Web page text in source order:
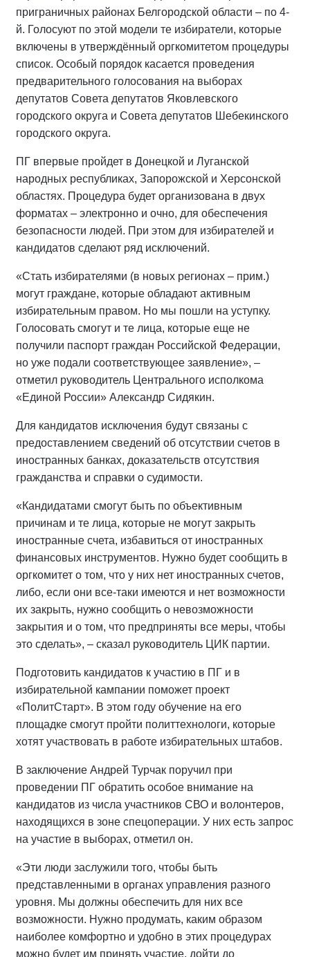
приграничных районах Белгородской области – по 4-
й. Голосуют по этой модели те избиратели, которые
включены в утверждённый оргкомитетом процедуры
список. Особый порядок касается проведения
предварительного голосования на выборах
депутатов Совета депутатов Яковлевского
городского округа и Совета депутатов Шебекинского
городского округа.
ПГ впервые пройдет в Донецкой и Луганской
народных республиках, Запорожской и Херсонской
областях. Процедура будет организована в двух
форматах – электронно и очно, для обеспечения
безопасности людей. При этом для избирателей и
кандидатов сделают ряд исключений.
«Стать избирателями (в новых регионах – прим.)
могут граждане, которые обладают активным
избирательным правом. Но мы пошли на уступку.
Голосовать смогут и те лица, которые еще не
получили паспорт граждан Российской Федерации,
но уже подали соответствующее заявление», –
отметил руководитель Центрального исполкома
«Единой России» Александр Сидякин.
Для кандидатов исключения будут связаны с
предоставлением сведений об отсутствии счетов в
иностранных банках, доказательств отсутствия
гражданства и справки о судимости.
«Кандидатами смогут быть по объективным
причинам и те лица, которые не могут закрыть
иностранные счета, избавиться от иностранных
финансовых инструментов. Нужно будет сообщить в
оргкомитет о том, что у них нет иностранных счетов,
либо, если они все-таки имеются и нет возможности
их закрыть, нужно сообщить о невозможности
закрытия и о том, что предприняты все меры, чтобы
это сделать», – сказал руководитель ЦИК партии.
Подготовить кандидатов к участию в ПГ и в
избирательной кампании поможет проект
«ПолитСтарт». В этом году обучение на его
площадке смогут пройти политтехнологи, которые
хотят участвовать в работе избирательных штабов.
В заключение Андрей Турчак поручил при
проведении ПГ обратить особое внимание на
кандидатов из числа участников СВО и волонтеров,
находящихся в зоне спецоперации. У них есть запрос
на участие в выборах, отметил он.
«Эти люди заслужили того, чтобы быть
представленными в органах управления разного
уровня. Мы должны обеспечить для них все
возможности. Нужно продумать, каким образом
наиболее комфортно и удобно в этих процедурах
можно будет им принять участие, дойти до